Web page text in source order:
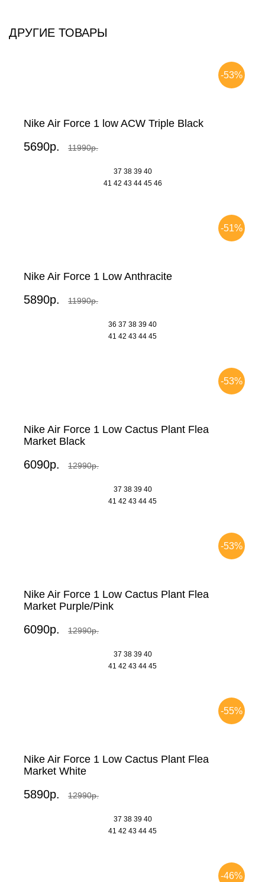
ДРУГИЕ ТОВАРЫ
-53%
Nike Air Force 1 low ACW Triple Black
5690р. 11990р.
37 38 39 40
41 42 43 44 45 46
-51%
Nike Air Force 1 Low Anthracite
5890р. 11990р.
36 37 38 39 40
41 42 43 44 45
-53%
Nike Air Force 1 Low Cactus Plant Flea
Market Black
6090р. 12990р.
37 38 39 40
41 42 43 44 45
-53%
Nike Air Force 1 Low Cactus Plant Flea
Market Purple/Pink
6090р. 12990р.
37 38 39 40
41 42 43 44 45
-55%
Nike Air Force 1 Low Cactus Plant Flea
Market White
5890р. 12990р.
37 38 39 40
41 42 43 44 45
-46%